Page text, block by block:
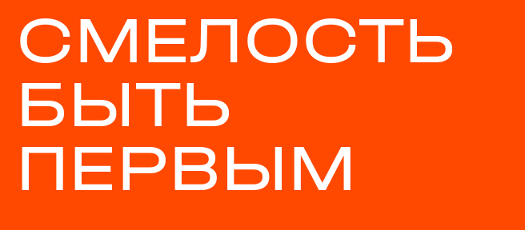
СМЕЛОСТЬ
БЫТЬ
ПЕРВЫМ